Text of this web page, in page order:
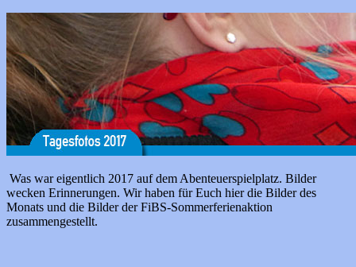
Was war eigentlich 2017 auf dem Abenteuerspielplatz. Bilder
wecken Erinnerungen. Wir haben für Euch hier die Bilder des
Monats und die Bilder der FiBS-Sommerferienaktion
zusammengestellt.